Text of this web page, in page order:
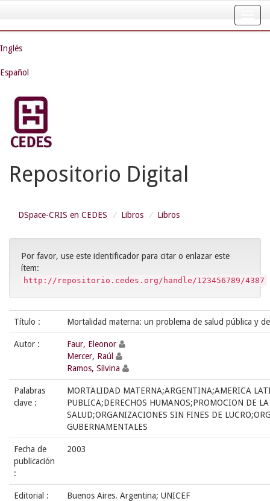
navigation
Inglés
Español
Repositorio Digital
DSpace-CRIS en CEDES Libros Libros
Por favor, use este identificador para citar o enlazar este
ítem:
http://repositorio.cedes.org/handle/123456789/4387
Título : Mortalidad materna: un problema de salud pública y
Autor :
Faur, Eleonor
Mercer, Raúl
Ramos, Silvina
Palabras
clave :
MORTALIDAD MATERNA;ARGENTINA;AMERICA
PUBLICA;DERECHOS HUMANOS;PROMOCION DE LA
SALUD;ORGANIZACIONES SIN FINES DE
GUBERNAMENTALES
Fecha de
publicación
:
2003
Editorial : Buenos Aires. Argentina; UNICEF